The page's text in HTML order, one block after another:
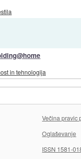
in tehnologija
Večina pravic
Oglaševanje
ISSN 1581-